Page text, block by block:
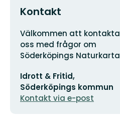
Kontakt
Adress
Välkommen att kontakta
oss med frågor om
Söderköpings Naturkarta
postadress
Idrott & Fritid,
Söderköpings kommun
Kontakt via e-post